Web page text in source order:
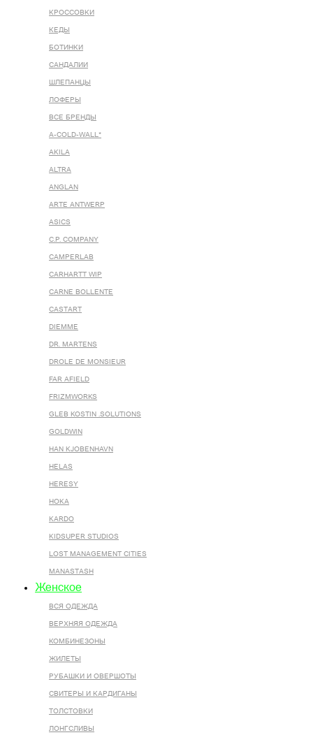
КРОССОВКИ
КЕДЫ
БОТИНКИ
САНДАЛИИ
ШЛЕПАНЦЫ
ЛОФЕРЫ
ВСЕ БРЕНДЫ
A-COLD-WALL*
AKILA
ALTRA
ANGLAN
ARTE ANTWERP
ASICS
C.P. COMPANY
CAMPERLAB
CARHARTT WIP
CARNE BOLLENTE
CASTART
DIEMME
DR. MARTENS
DROLE DE MONSIEUR
FAR AFIELD
FRIZMWORKS
GLEB KOSTIN .SOLUTIONS
GOLDWIN
HAN KJOBENHAVN
HELAS
HERESY
HOKA
KARDO
KIDSUPER STUDIOS
LOST MANAGEMENT CITIES
MANASTASH
Женское
ВСЯ ОДЕЖДА
ВЕРХНЯЯ ОДЕЖДА
КОМБИНЕЗОНЫ
ЖИЛЕТЫ
РУБАШКИ И ОВЕРШОТЫ
СВИТЕРЫ И КАРДИГАНЫ
ТОЛСТОВКИ
ЛОНГСЛИВЫ